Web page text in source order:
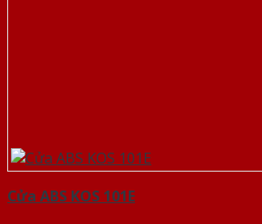
Cửa ABS KOS 101E